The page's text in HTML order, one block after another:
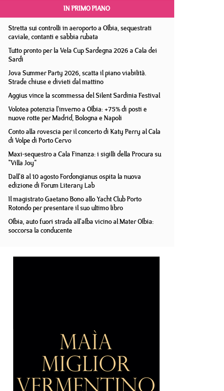
IN PRIMO PIANO
Stretta sui controlli in aeroporto a Olbia, sequestrati
caviale, contanti e sabbia rubata
Tutto pronto per la Vela Cup Sardegna 2026 a Cala dei
Sardi
Jova Summer Party 2026, scatta il piano viabilità.
Strade chiuse e divieti dal mattino
Aggius vince la scommessa del Silent Sardinia Festival
Volotea potenzia l'inverno a Olbia: +75% di posti e
nuove rotte per Madrid, Bologna e Napoli
Conto alla rovescia per il concerto di Katy Perry al Cala
di Volpe di Porto Cervo
Maxi-sequestro a Cala Finanza: i sigilli della Procura su
"Villa Joy"
Dall'8 al 10 agosto Fordongianus ospita la nuova
edizione di Forum Literary Lab
Il magistrato Gaetano Bono allo Yacht Club Porto
Rotondo per presentare il suo ultimo libro
Olbia, auto fuori strada all'alba vicino al Mater Olbia:
soccorsa la conducente